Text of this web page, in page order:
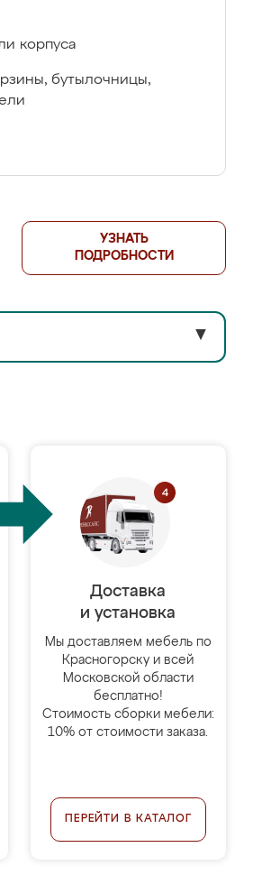
корпуса
бутылочницы,
УЗНАТЬ
ПОДРОБНОСТИ
▼
Доставка
и установка
Мы доставляем мебель по
Красногорску и всей
Московской области
бесплатно!
Стоимость сборки мебели:
10% от стоимости заказа.
ПЕРЕЙТИ В КАТАЛОГ